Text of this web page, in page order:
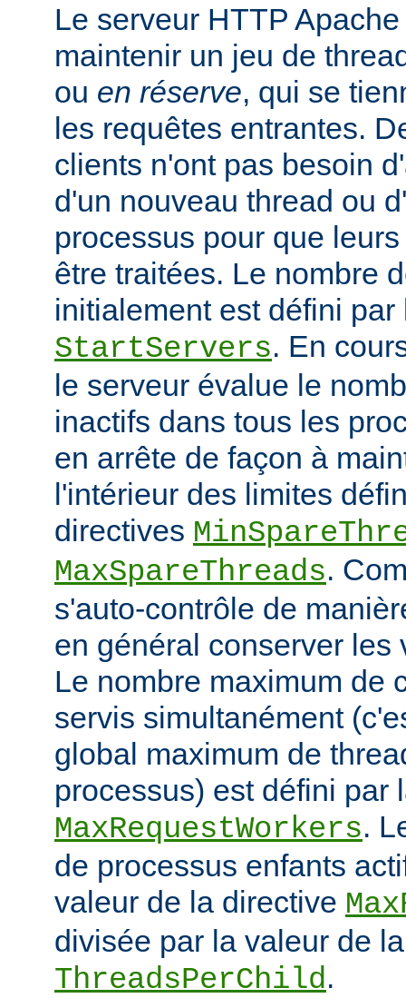
Le serveur HTTP
maintenir un jeu de
ou en réserve, qui se
les requêtes entrantes.
clients n'ont pas besoin
d'un nouveau thread ou
processus pour que
être traitées. Le nombre
initialement est défini par
StartServers. En
le serveur évalue le
inactifs dans tous les
en arrête de façon à
l'intérieur des limites
directives
MaxSpareThreads.
s'auto-contrôle de
en général conserver les
Le nombre maximum de
servis simultanément
global maximum de
processus) est défini par
MaxRequestWorkers.
de processus enfants
valeur de la directive
divisée par la valeur de
ThreadsPerChild.